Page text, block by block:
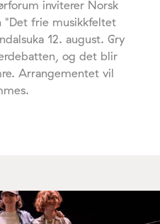
inviterer Norsk
"Det frie musikkfeltet
12. august. Gry
og det blir
Arrangementet vil